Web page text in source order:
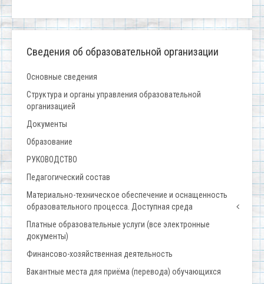
Сведения об образовательной организации
Основные сведения
Структура и органы управления образовательной
организацией
Документы
Образование
РУКОВОДСТВО
Педагогический состав
Материально-техническое обеспечение и оснащенность
образовательного процесса. Доступная среда
Платные образовательные услуги (все электронные
документы)
Финансово-хозяйственная деятельность
Вакантные места для приёма (перевода) обучающихся